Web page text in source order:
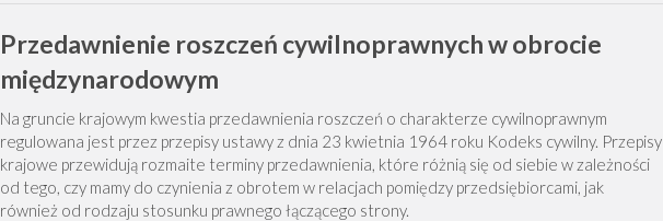
Przedawnienie roszczeń cywilnoprawnych w obrocie
międzynarodowym
Na gruncie krajowym kwestia przedawnienia roszczeń o charakterze cywilnoprawnym
regulowana jest przez przepisy ustawy z dnia 23 kwietnia 1964 roku Kodeks cywilny. Przepisy
krajowe przewidują rozmaite terminy przedawnienia, które różnią się od siebie w zależności
od tego, czy mamy do czynienia z obrotem w relacjach pomiędzy przedsiębiorcami, jak
również od rodzaju stosunku prawnego łączącego strony.